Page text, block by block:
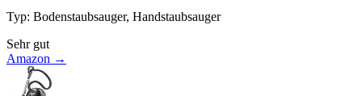
Typ: Bodenstaubsauger, Handstaubsauger
Sehr gut
Amazon →